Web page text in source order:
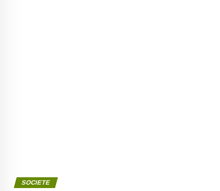
SOCIETE